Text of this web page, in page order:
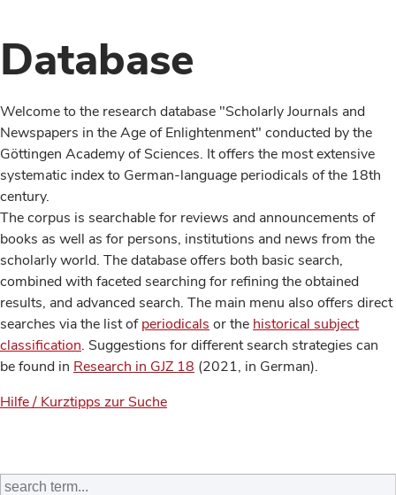
Database
Welcome to the research database "Scholarly Journals and
Newspapers in the Age of Enlightenment" conducted by the
Göttingen Academy of Sciences. It offers the most extensive
systematic index to German-language periodicals of the 18th
century.
The corpus is searchable for reviews and announcements of
books as well as for persons, institutions and news from the
scholarly world. The database offers both basic search,
combined with faceted searching for refining the obtained
results, and advanced search. The main menu also offers direct
searches via the list ofperiodicals or the historical subject
classification. Suggestions for different search strategies can
be found in Research in GJZ 18 (2021, in German).
Hilfe / Kurztipps zur Suche